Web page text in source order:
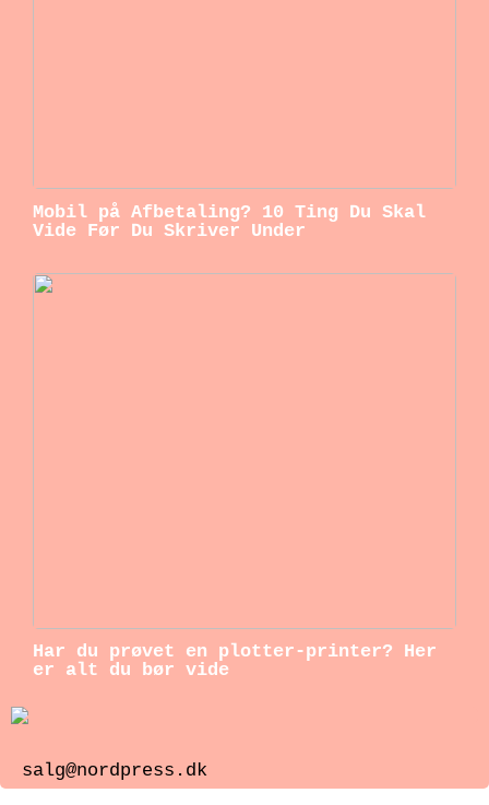
Mobil på Afbetaling? 10 Ting Du Skal
Vide Før Du Skriver Under
Har du prøvet en plotter-printer? Her
er alt du bør vide
salg@nordpress.dk